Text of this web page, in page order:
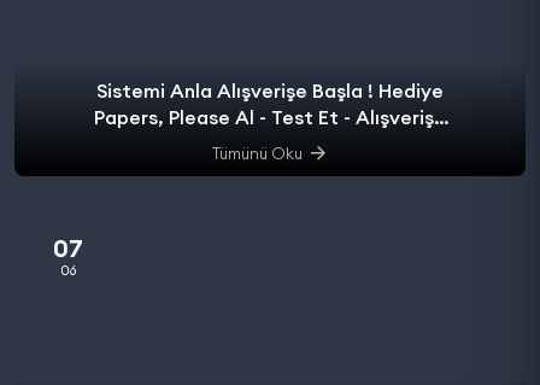
Sistemi Anla Alışverişe Başla ! Hediye
Papers, Please Al - Test Et - Alışverişe
başla.
Tümünü Oku
07
06